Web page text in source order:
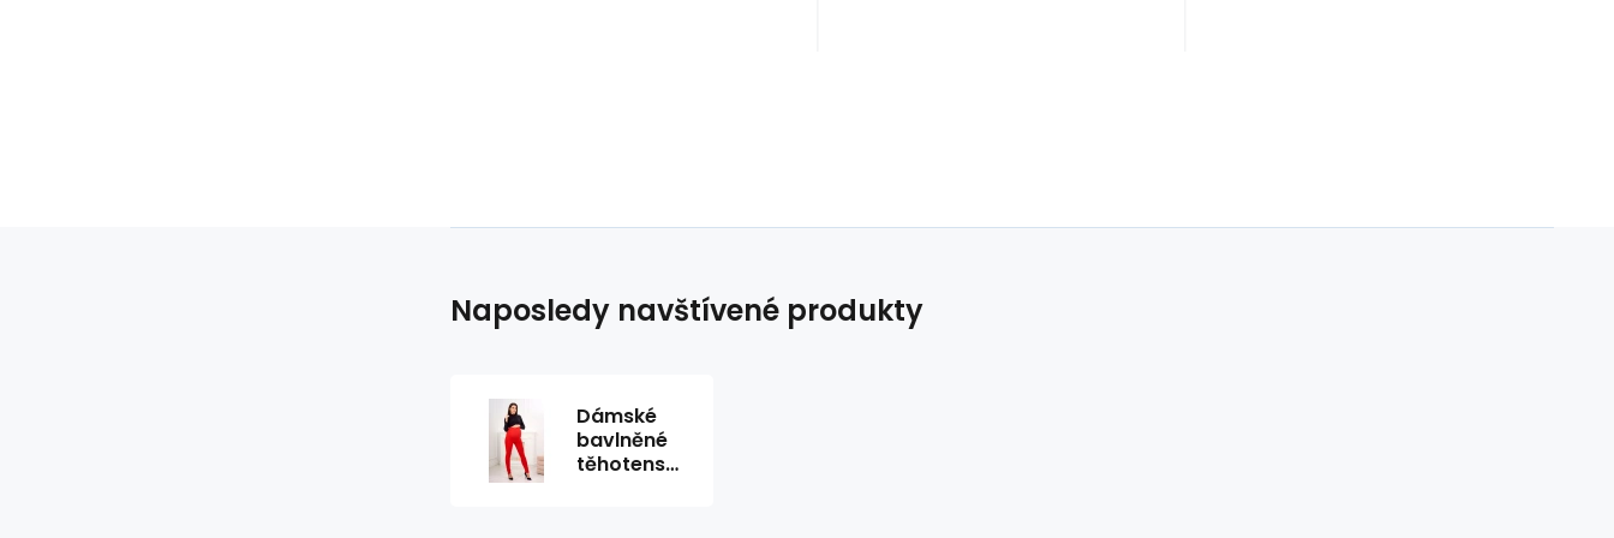
Naposledy navštívené produkty
Dámské
bavlněné
těhotenské